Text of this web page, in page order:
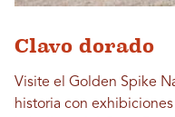
Clavo dorado
Visite el Golden Spike
historia con